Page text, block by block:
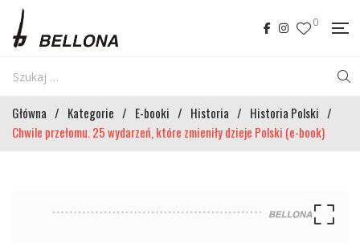
0
Główna / Kategorie / E-booki / Historia / Historia Polski /
Chwile przełomu. 25 wydarzeń, które zmieniły dzieje Polski (e-book)